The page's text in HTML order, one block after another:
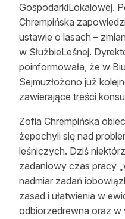
GospodarkiLokalowej.
Chrempińska
ustawie o lasach –
w SłużbieLeśnej.
poinformowała, że w
Sejmuzłożono już
zawierające treści
Zofia Chrempińska
żepochyli się nad
leśniczych. Dziś
zadaniowy czas pracy
nadmiar zadań
zasad i ułatwienia w
odbiorzedrewna oraz